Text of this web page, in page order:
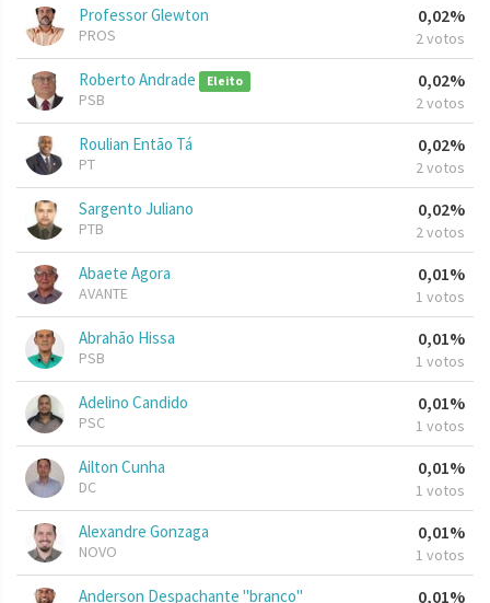
Professor Glewton
PROS
0,02%
2 votos
Roberto Andrade Eleito
PSB
0,02%
2 votos
Roulian Então Tá
PT
0,02%
2 votos
Sargento Juliano
PTB
0,02%
2 votos
Abaete Agora
AVANTE
0,01%
1 votos
Abrahão Hissa
PSB
0,01%
1 votos
Adelino Candido
PSC
0,01%
1 votos
Ailton Cunha
DC
0,01%
1 votos
Alexandre Gonzaga
NOVO
0,01%
1 votos
Anderson Despachante "branco" 0,01%